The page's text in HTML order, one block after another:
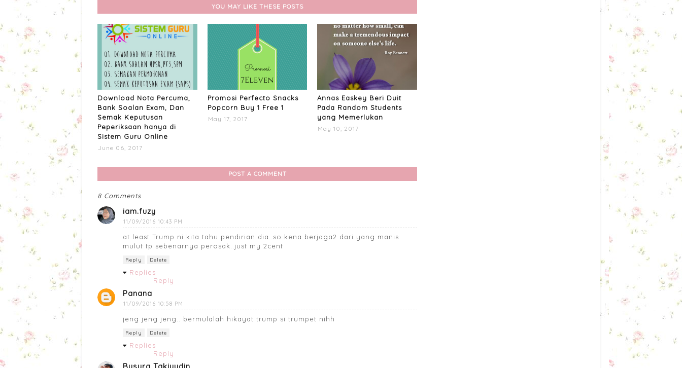
YOU MAY LIKE THESE POSTS
Download Nota Percuma,
Bank Soalan Exam, Dan
Semak Keputusan
Peperiksaan hanya di
Sistem Guru Online
June 06, 2017
Promosi Perfecto Snacks
Popcorn Buy 1 Free 1
May 17, 2017
Annas Easkey Beri Duit
Pada Random Students
yang Memerlukan
May 10, 2017
POST A COMMENT
8 Comments
iam.fuzy
11/09/2016 10:43 PM
at least Trump ni kita tahu pendirian dia..so kena berjaga2 dari yang manis
mulut tp sebenarnya perosak..just my 2cent
Reply Delete
Replies
Reply
Panana
11/09/2016 10:58 PM
jeng jeng jeng.. bermulalah hikayat trump si trumpet nihh
Reply Delete
Replies
Reply